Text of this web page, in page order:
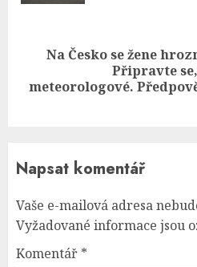
post:
Na Česko se žene
Připravte
meteorologové.
Napsat komentář
Vaše e-mailová adresa
Vyžadované informace jsou
Komentář *